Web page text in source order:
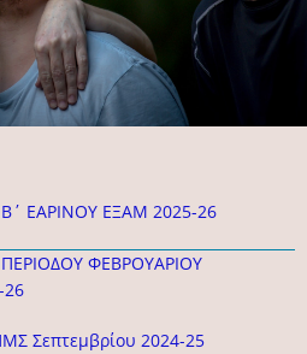
ΕΑΡΙΝΟΥ ΕΞΑΜ 2025-26
ΦΕΒΡΟΥΑΡΙΟΥ
Σεπτεμβρίου 2024-25